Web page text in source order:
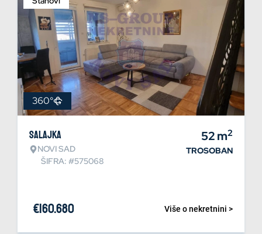
360°
Salajka
NOVI SAD
ŠIFRA: #575068
52m2
TROSOBAN
Više o nekretnini >
€160.680